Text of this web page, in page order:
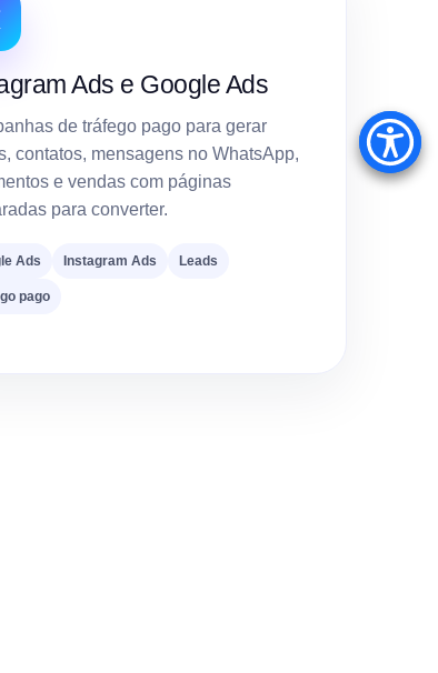
Ads e Google Ads
de tráfego pago para gerar
contatos, mensagens no WhatsApp,
e vendas com páginas
para converter.
Ads Instagram Ads Leads
pago